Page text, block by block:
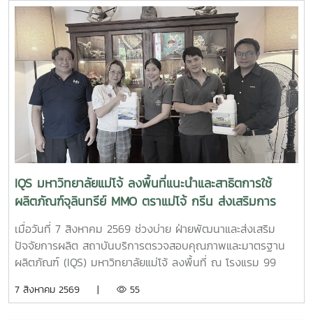
กล้องจุลทรรศน์อิเล็กตรอนแบบส่องกราด (Scanning Electron
Microscope: SEM) ณ ห้องปฏิบัติการของสถาบันฯการเข้า
ศึกษาเรียนรู้ครั้งนี้เป็นส่วนหนึ่งของการเรียนการสอน รายวิชา
10307319 ปฏิบัติการการวิเคราะห์ลักษณะเฉพาะของวัสดุ โดยมี
ผู้ช่วยศาสตราจารย์ ดร.สุภาพ ดาวทอง เป็นอาจารย์ผู้ประสาน
งานรายวิชา พร้อมนำนักศึกษาจำนวน 18 คน เข้าร่วมกิจกรรมผู้
เข้าร่วมได้เรียนรู้หลักการทำงานของเครื่อง SEM พร้อมรับฟังคำ
แนะนำและการสาธิต ตั้งแต่ การเตรียมตัวอย่าง ขั้นตอนการ
ทำงาน การใช้เครื่องมือ ตลอดจนการวิเคราะห์ภาพและผลจาก
เครื่อง SEM เพื่อเสริมสร้างความรู้และประสบการณ์ด้านการ
วิเคราะห์ลักษณะเฉพาะของวัสดุ และให้นักศึกษาสามารถนำความรู้
จากการปฏิบัติจริงไปประยุกต์ใช้ในการเรียนและการวิจัยด้าน
นวัตกรรมวัสดุต่อไป
IQS มหาวิทยาลัยแม่โจ้ ลงพื้นที่แนะนำและสาธิตการใช้
ผลิตภัณฑ์จุลินทรีย์ MMO ตราแม่โจ้ กรีน ส่งเสริมการ
จัดการสิ่งแวดล้อมสำหรับธุรกิจโรงแรม
เมื่อวันที่ 7 สิงหาคม 2569 ช่วงบ่าย ฝ่ายพัฒนาและส่งเสริม
ปัจจัยการผลิต สถาบันบริการตรวจสอบคุณภาพและมาตรฐาน
ผลิตภัณฑ์ (IQS) มหาวิทยาลัยแม่โจ้ ลงพื้นที่ ณ โรงแรม 99
ผลิตภัณฑ์ และสาธิตแนวทางการใช้ ผลิตภัณฑ์จุลินทรีย์ MMO
7 สิงหาคม 2569 | 55